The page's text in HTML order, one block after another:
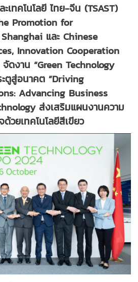
เทคโนโลยี ไทย-จีน (TSAST)
Promotion for
และ Chinese
Innovation Cooperation
ดงาน “Green Technology
ตูสู่อนาคต ”Driving
Advancing Business
ส่งเสริมแผนงานความ
วยเทคโนโลยีสีเขียว